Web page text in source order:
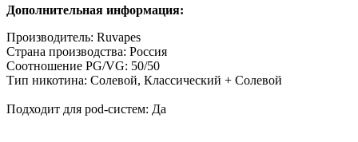
Дополнительная информация:
Производитель: Ruvapes
Страна производства: Россия
Соотношение PG/VG: 50/50
Тип никотина: Солевой, Классический + Солевой
Подходит для pod-систем: Да